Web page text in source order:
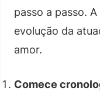
passo a passo.
evolução da
amor.
Comece